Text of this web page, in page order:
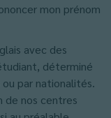
mon prénom
avec des
déterminé
par nationalités.
de nos centres